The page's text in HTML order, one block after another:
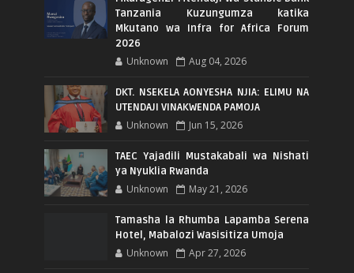
Tanzania Kuzungumza katika
Mkutano wa Infra for Africa Forum
2026
Unknown Aug 04, 2026
DKT. NSEKELA AONYESHA NJIA: ELIMU NA
UTENDAJI VINAKWENDA PAMOJA
Unknown Jun 15, 2026
TAEC Yajadili Mustakabali wa Nishati
ya Nyuklia Rwanda
Unknown May 21, 2026
Tamasha la Rhumba Lapamba Serena
Hotel, Mabalozi Wasisitiza Umoja
Unknown Apr 27, 2026